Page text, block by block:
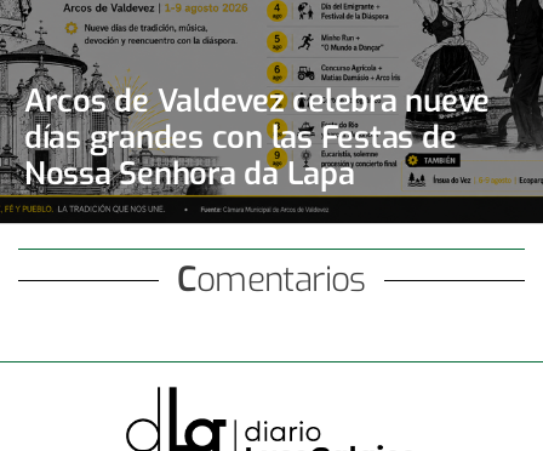
Arcos de Valdevez celebra nueve
días grandes con las Festas de
Nossa Senhora da Lapa
Comentarios